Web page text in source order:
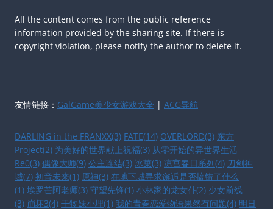
All the content comes from the public reference
information provided by the sharing site. If there is
copyright violation, please notify the author to delete it.
友情链接： GalGame美少女游戏大全 | ACG导航
DARLING in the FRANXX(3) FATE(14) OVERLORD(3) 东方
Project(2) 为美好的世界献上祝福(3) 从零开始的异世界生活
Re0(3) 偶像大师(9) 公主连结(3) 冰菓(3) 凉宫春日系列(4) 刀剑神
域(7) 初音未来(1) 原神(3) 在地下城寻求邂逅是否搞错了什么
(1) 埃罗芒阿老师(3) 守望先锋(1) 小林家的龙女仆(2) 少女前线
(3) 崩坏3(4) 干物妹小埋(1) 我的青春恋爱物语果然有问题(4) 明日